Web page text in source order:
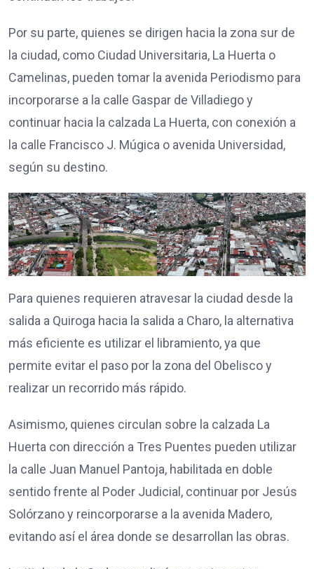
Por su parte, quienes se dirigen hacia la zona sur de
la ciudad, como Ciudad Universitaria, La Huerta o
Camelinas, pueden tomar la avenida Periodismo para
incorporarse a la calle Gaspar de Villadiego y
continuar hacia la calzada La Huerta, con conexión a
la calle Francisco J. Múgica o avenida Universidad,
según su destino.
Para quienes requieren atravesar la ciudad desde la
salida a Quiroga hacia la salida a Charo, la alternativa
más eficiente es utilizar el libramiento, ya que
permite evitar el paso por la zona del Obelisco y
realizar un recorrido más rápido.
Asimismo, quienes circulan sobre la calzada La
Huerta con dirección a Tres Puentes pueden utilizar
la calle Juan Manuel Pantoja, habilitada en doble
sentido frente al Poder Judicial, continuar por Jesús
Solórzano y reincorporarse a la avenida Madero,
evitando así el área donde se desarrollan las obras.